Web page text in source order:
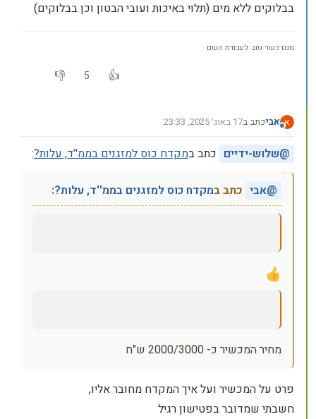
בבלוקים ללא מים (תלוי באיכות ועובי הבטון וכן בבלוקים)
מנגו כשר טוב לעבודת השם
5
א
מנותק
אביכתב ב17 באוג׳ 2025, 23:33
נערך לאחרונה על ידי
@שלוש-ידיים כתב במקדח כוס למזגנים בממ''ד, עלות?:
@אבי כתב במקדח כוס למזגנים בממ''ד, עלות?:
מחיר המכשיר כ- 2000/3000 ש"ח
פרט על המכשיר ועל איך המקדח מחובר אליו,
חשבתי שמדובר בפטישון רגיל